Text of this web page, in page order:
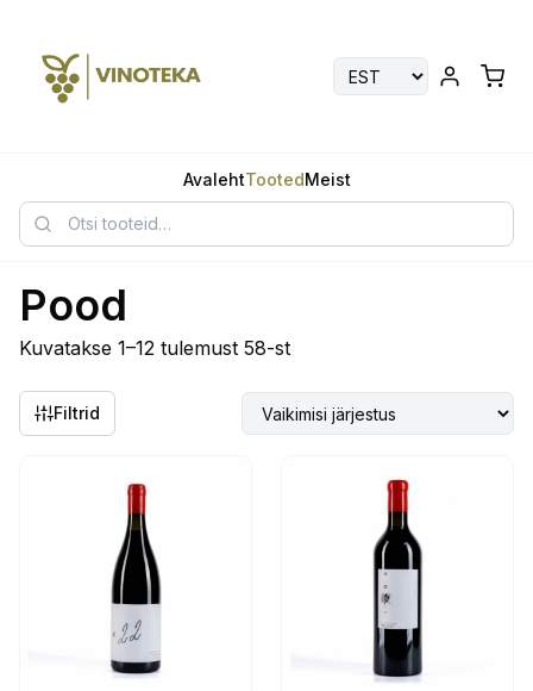
AvalehtTootedMeist
Pood
Kuvatakse 1–12 tulemust 58-st
Filtrid